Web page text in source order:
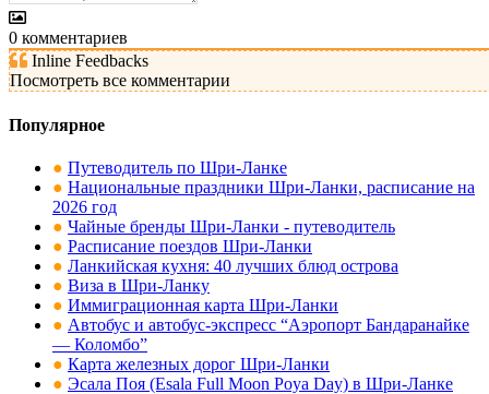
0 комментариев
Inline Feedbacks
Посмотреть все комментарии
Популярное
● Путеводитель по Шри-Ланке
● Национальные праздники Шри-Ланки, расписание на
2026 год
● Чайные бренды Шри-Ланки - путеводитель
● Расписание поездов Шри-Ланки
● Ланкийская кухня: 40 лучших блюд острова
● Виза в Шри-Ланку
● Иммиграционная карта Шри-Ланки
● Автобус и автобус-экспресс “Аэропорт Бандаранайке
— Коломбо”
● Карта железных дорог Шри-Ланки
● Эсала Поя (Esala Full Moon Poya Day) в Шри-Ланке